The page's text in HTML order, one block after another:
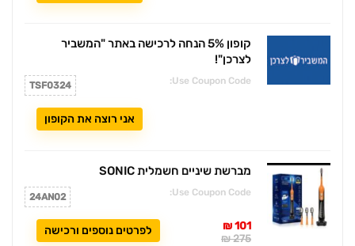
קופון 5% הנחה לרכישה באתר "המשביר
לצרכן"!
Use Coupon Code:
TSF0324
אני רוצה את הקופון
מברשת שיניים חשמלית SONIC
Use Coupon Code:
24AN02
101 ₪
275 ₪
לפרטים נוספים ורכישה